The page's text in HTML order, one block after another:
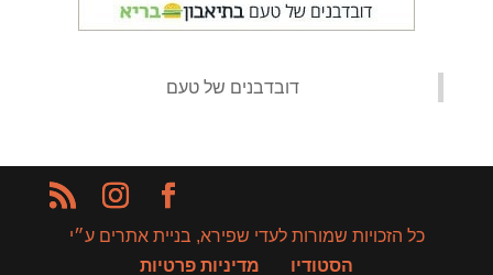
‏דובדבנים של טעם‏
כל הזכויות שמורות לעדי שפירא, בניית אתרים ע״י
הסטודיו
מדיניות פרטיות